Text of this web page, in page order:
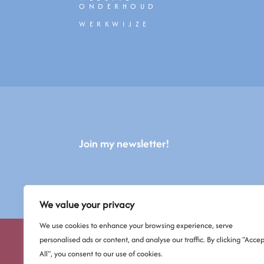
We value your privacy
We use cookies to enhance your browsing experience, serve
personalised ads or content, and analyse our traffic. By clicking
All", you consent to our use of cookies.
ONDERHOUD
WERKWIJZE
Join my newsletter!